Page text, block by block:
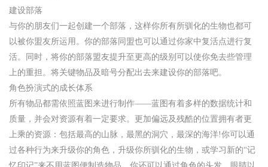
建设部落
与你的朋友们一起创建一个部落，这样你所有所驯化的生物也都可
以被你盟友所运用。你的部落同盟也可以通过你家中复活点进行复
活。同时，将你的部落盟友提升至更高的级别可以使你免去些管理
上的重担。将关键物品及暗号分配出去来建设你的部落吧。
角色扮演式的成长体系
所有物品都需依照蓝图来进行制作――蓝图有着多样的数据统计和
质量，并会对资源有着一定要求。更加偏远及残酷的位置拥有者更
上乘的资源：包括最高的山脉，最黑的洞穴，最深的海洋!你可以通
过各种行为来升级你的角色，升级你所驯化的生物，或学习新的“记